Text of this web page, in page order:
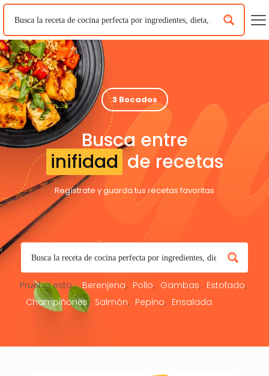
3 Bocados
Busca entre
inifidad de recetas
Regístrate y guarda tus recetas favoritas
Prueba esto: Berenjena Pollo Gambas
Estofado
Champiñones
Salmón Pepino Ensalada